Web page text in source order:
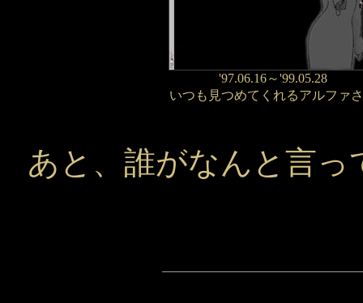
'97.06.16～'99.05.28
いつも見つめてくれるアルファ
あと、誰がなんと言